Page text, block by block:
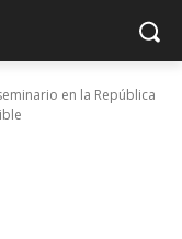
en la República